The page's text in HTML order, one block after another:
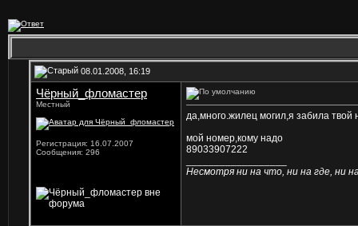
08.01.2008, 16:19
Чёрный_фломастер
Местный
Регистрация: 16.07.2007
Сообщения: 296
да,много.жилец могил,я забила твой
мой номер,кому надо
89033907222
Несмотря ни на что, ни на где, ни